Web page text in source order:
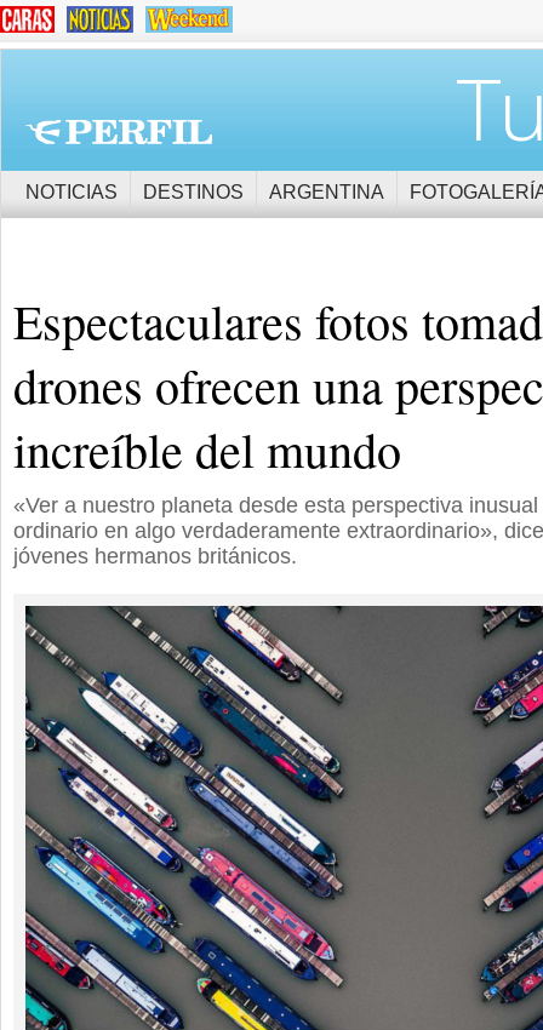
NOTICIAS DESTINOS ARGENTINA
Espectaculares fotos
drones ofrecen una
increíble del mundo
«Ver a nuestro planeta desde esta perspectiva
ordinario en algo verdaderamente extraordinario»,
jóvenes hermanos británicos.